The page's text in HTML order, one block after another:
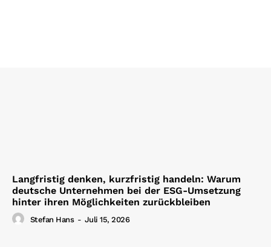
Langfristig denken, kurzfristig handeln: Warum
deutsche Unternehmen bei der ESG-Umsetzung
hinter ihren Möglichkeiten zurückbleiben
Stefan Hans - Juli 15, 2026